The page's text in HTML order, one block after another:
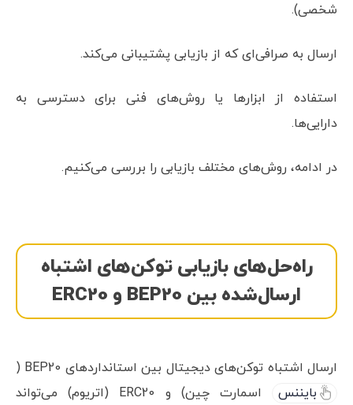
شخصی).
ارسال به صرافی‌ای که از بازیابی پشتیبانی می‌کند.
استفاده از ابزارها یا روش‌های فنی برای دسترسی به
دارایی‌ها.
در ادامه، روش‌های مختلف بازیابی را بررسی می‌کنیم.
راه‌حل‌های بازیابی توکن‌های اشتباه
ارسال‌شده بین BEP20 و ERC20
ارسال اشتباه توکن‌های دیجیتال بین استانداردهای BEP20 (
بایننس
اسمارت چین) و ERC20 (اتریوم) می‌تواند